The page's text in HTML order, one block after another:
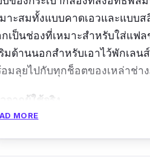
าะสมทั้งแบบคาดเอวและแบบส
เป็นช่องที่เหมาะสำหรับใส่แฟ
มด้านนอกสำหรับเอาไว้พักเล
มลุยไปกับทุกช็อตของเหล่าช่า
จากผู้ใช้จริง
MORE